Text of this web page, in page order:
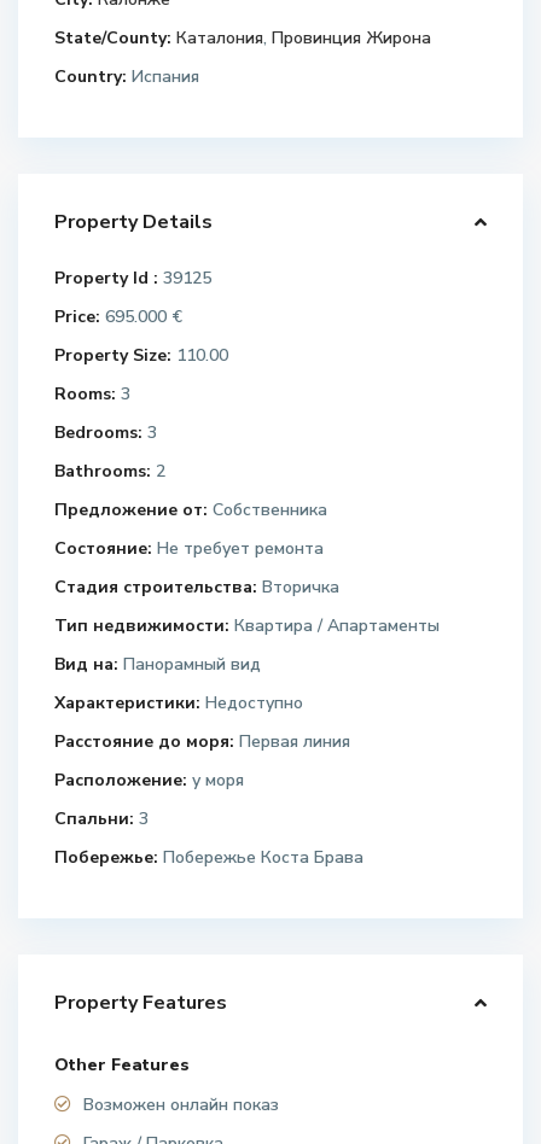
State/County: Каталония,Провинция Жирона
Country: Испания
Property Details
Property Id : 39125
Price: 695.000 €
Property Size: 110.00
Rooms: 3
Bedrooms: 3
Bathrooms: 2
Предложение от: Собственника
Состояние: Не требует ремонта
Стадия строительства: Вторичка
Тип недвижимости: Квартира / Апартаменты
Вид на: Панорамный вид
Характеристики: Недоступно
Расстояние до моря: Первая линия
Расположение: у моря
Спальни: 3
Побережье: Побережье Коста Брава
Property Features
Other Features
Возможен онлайн показ